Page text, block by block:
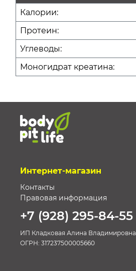
Калории:
Протеин:
Углеводы:
Моногидрат креатина:
Интернет-магазин
Контакты
Правовая информация
+7 (928) 295-84-55
ИП Кладковая Алина Владимировна
ОГРН: 317237500005660